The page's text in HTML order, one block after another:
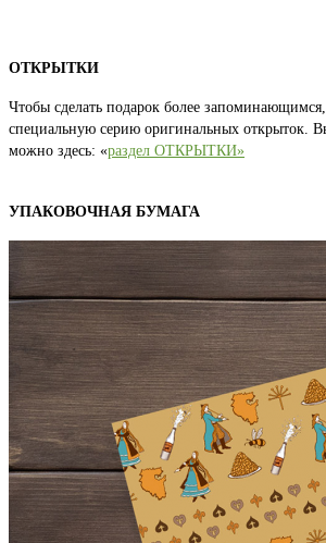
ОТКРЫТКИ
Чтобы сделать подарок более
специальную серию оригинальных открыток.
можно здесь: «раздел ОТКРЫТКИ»
УПАКОВОЧНАЯ БУМАГА